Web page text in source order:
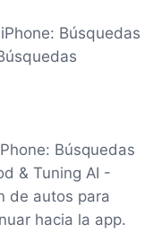
Búsquedas
Búsquedas
& Tuning AI -
de autos para
hacia la app.